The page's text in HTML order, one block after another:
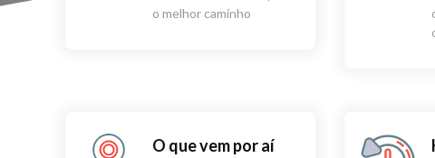
o melhor caminho
O que vem por aí